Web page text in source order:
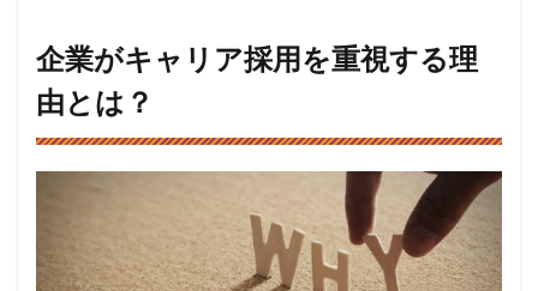
や表
現力
のあ
る人
材
キャ
企業がキャリア採用を重視する理
由とは？